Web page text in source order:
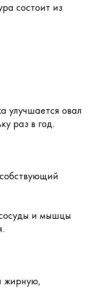
состоит из
улучшается овал
раз в год.
сосуды и мышцы
жирную,